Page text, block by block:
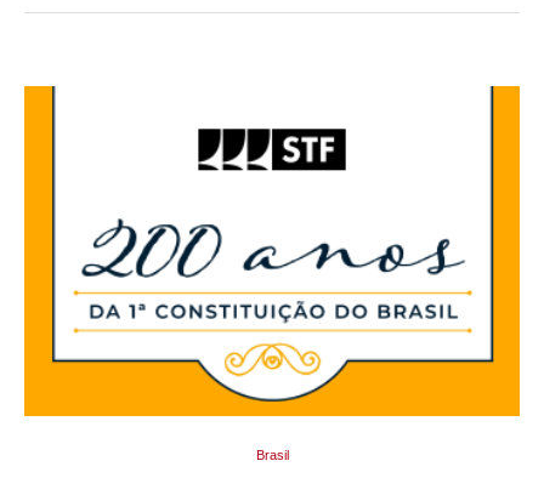
Brasil